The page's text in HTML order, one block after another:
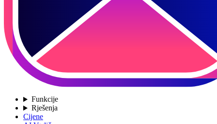
Funkcije
Rješenja
Cijene